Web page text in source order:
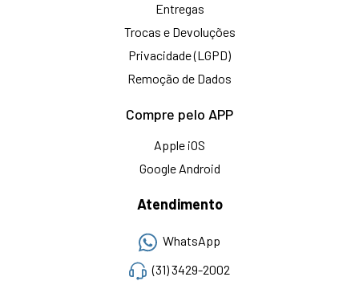
Entregas
Trocas e Devoluções
Privacidade (LGPD)
Remoção de Dados
Compre pelo APP
Apple iOS
Google Android
Atendimento
WhatsApp
(31) 3429-2002